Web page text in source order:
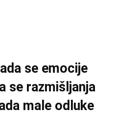
se emocije
se razmišljanja
male odluke